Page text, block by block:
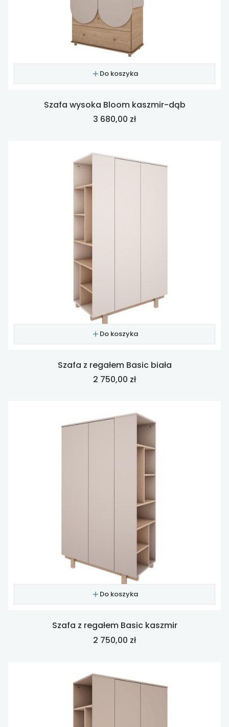
Do koszyka
Szafa wysoka Bloom kaszmir-dąb
Cena
3 680,00 zł
Do koszyka
Szafa z regałem Basic biała
Cena
2 750,00 zł
Do koszyka
Szafa z regałem Basic kaszmir
Cena
2 750,00 zł